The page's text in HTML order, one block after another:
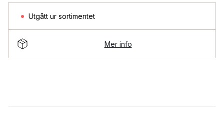
Utgått ur sortimentet
Mer info